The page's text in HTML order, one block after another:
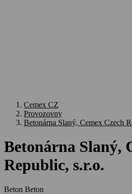
Cemex CZ
Provozovny
Betonárna Slaný, Cemex Czech
Betonárna Slaný,
Republic, s.r.o.
Beton Beton